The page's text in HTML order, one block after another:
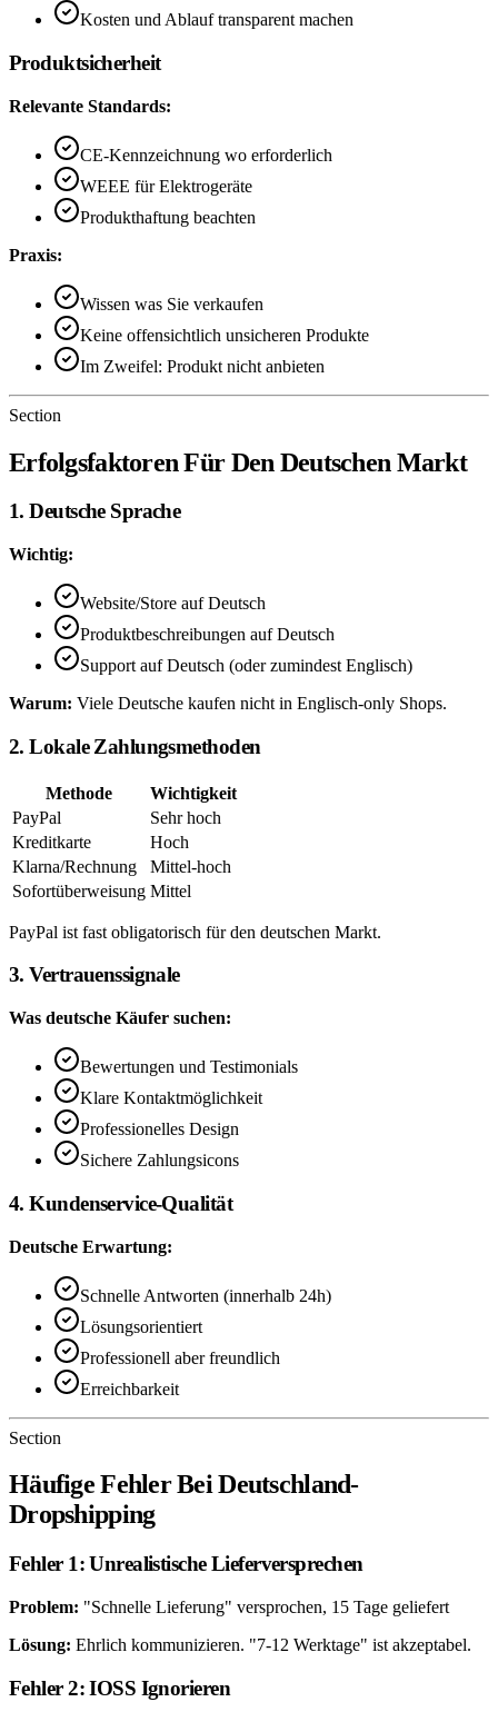
Kosten und Ablauf transparent machen
Produktsicherheit
Relevante Standards:
CE-Kennzeichnung wo erforderlich
WEEE für Elektrogeräte
Produkthaftung beachten
Praxis:
Wissen was Sie verkaufen
Keine offensichtlich unsicheren Produkte
Im Zweifel: Produkt nicht anbieten
Section
Erfolgsfaktoren Für Den Deutschen Markt
1. Deutsche Sprache
Wichtig:
Website/Store auf Deutsch
Produktbeschreibungen auf Deutsch
Support auf Deutsch (oder zumindest Englisch)
Warum: Viele Deutsche kaufen nicht in Englisch-only Shops.
2. Lokale Zahlungsmethoden
Methode
Wichtigkeit
PayPal
Sehr hoch
Kreditkarte
Hoch
Klarna/Rechnung
Mittel-hoch
Sofortüberweisung Mittel
PayPal ist fast obligatorisch für den deutschen Markt.
3. Vertrauenssignale
Was deutsche Käufer suchen:
Bewertungen und Testimonials
Klare Kontaktmöglichkeit
Professionelles Design
Sichere Zahlungsicons
4. Kundenservice-Qualität
Deutsche Erwartung:
Schnelle Antworten (innerhalb 24h)
Lösungsorientiert
Professionell aber freundlich
Erreichbarkeit
Section
Häufige Fehler Bei Deutschland-
Dropshipping
Fehler 1: Unrealistische Lieferversprechen
Problem: "Schnelle Lieferung" versprochen, 15 Tage geliefert
Lösung: Ehrlich kommunizieren. "7-12 Werktage" ist akzeptabel.
Fehler 2: IOSS Ignorieren